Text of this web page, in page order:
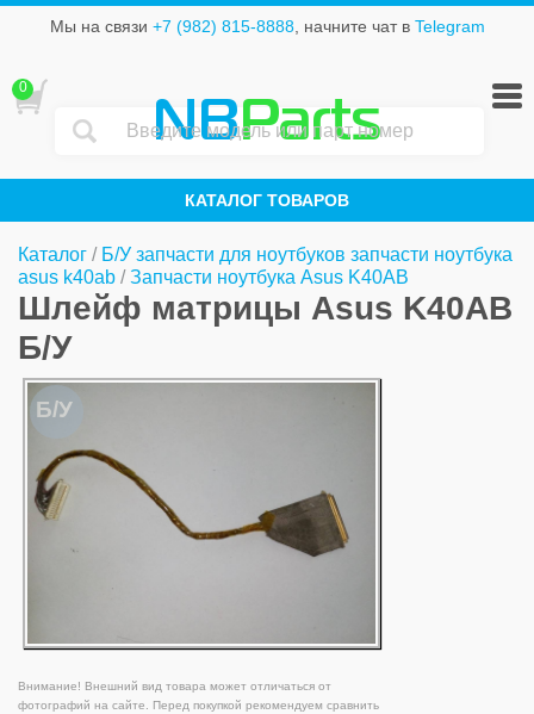
Мы на связи +7 (982) 815-8888, начните чат в Telegram
NBParts
КАТАЛОГ ТОВАРОВ
0
Каталог / Б/У запчасти для ноутбуков запчасти ноутбука
asus k40ab /Запчасти ноутбука Asus K40AB
Шлейф матрицы Asus K40AB
Б/У
Б/У
Внимание! Внешний вид товара может отличаться от
фотографий на сайте. Перед покупкой рекомендуем сравнить